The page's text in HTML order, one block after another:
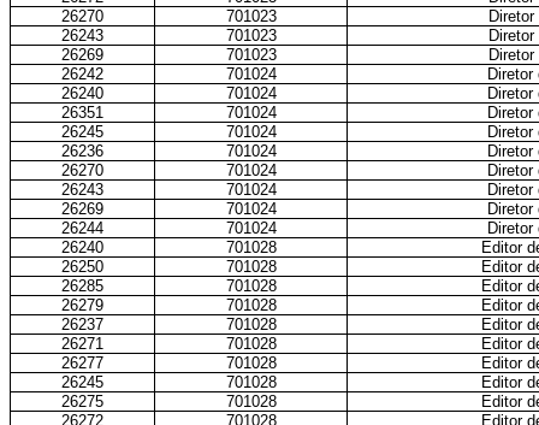
26270
701023
26243
701023
26269
701023
26242
701024
Diretor
26240
701024
Diretor
26351
701024
Diretor
26245
701024
Diretor
26236
701024
Diretor
26270
701024
Diretor
26243
701024
Diretor
26269
701024
Diretor
26244
701024
Diretor
26240
701028
Editor
26250
701028
Editor
26285
701028
Editor
26279
701028
Editor
26237
701028
Editor
26271
701028
Editor
26277
701028
Editor
26245
701028
Editor
26275
701028
Editor
26272
701028
Editor